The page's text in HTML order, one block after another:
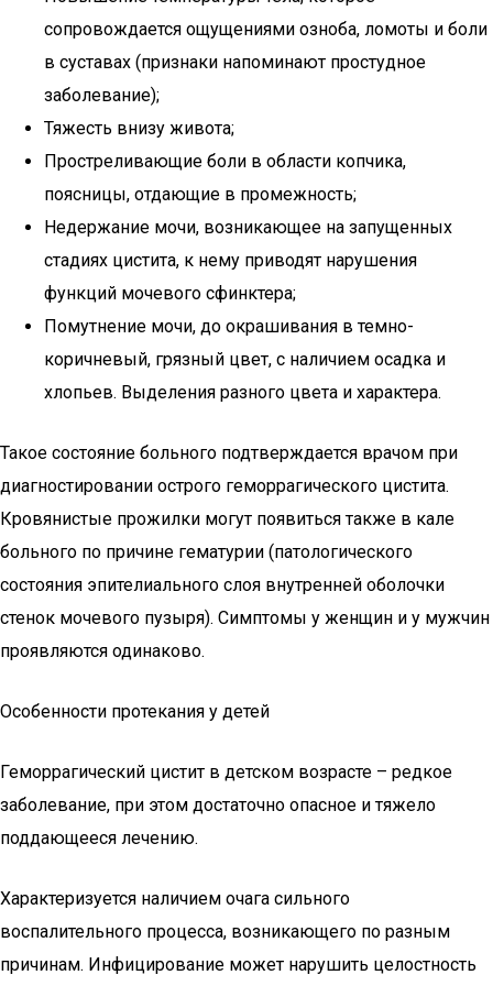
сопровождается ощущениями озноба, ломоты и боли
в суставах (признаки напоминают простудное
заболевание);
Тяжесть внизу живота;
Простреливающие боли в области копчика,
поясницы, отдающие в промежность;
Недержание мочи, возникающее на запущенных
стадиях цистита, к нему приводят нарушения
функций мочевого сфинктера;
Помутнение мочи, до окрашивания в темно-
коричневый, грязный цвет, с наличием осадка и
хлопьев. Выделения разного цвета и характера.
Такое состояние больного подтверждается врачом при
диагностировании острого геморрагического цистита.
Кровянистые прожилки могут появиться также в кале
больного по причине гематурии (патологического
состояния эпителиального слоя внутренней оболочки
стенок мочевого пузыря). Симптомы у женщин и у мужчин
проявляются одинаково.
Особенности протекания у детей
Геморрагический цистит в детском возрасте – редкое
заболевание, при этом достаточно опасное и тяжело
поддающееся лечению.
Характеризуется наличием очага сильного
воспалительного процесса, возникающего по разным
причинам. Инфицирование может нарушить целостность